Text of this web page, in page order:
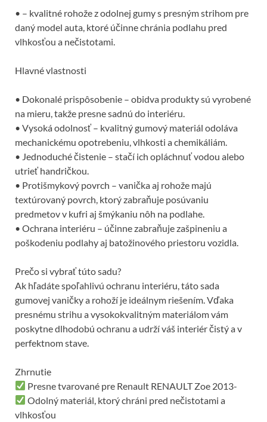
• – kvalitné rohože z odolnej gumy s presným strihom pre
daný model auta, ktoré účinne chránia podlahu pred
vlhkosťou a nečistotami.
Hlavné vlastnosti
• Dokonalé prispôsobenie – obidva produkty sú vyrobené
na mieru, takže presne sadnú do interiéru.
• Vysoká odolnosť – kvalitný gumový materiál odoláva
mechanickému opotrebeniu, vlhkosti a chemikáliám.
• Jednoduché čistenie – stačí ich opláchnuť vodou alebo
utrieť handričkou.
• Protišmykový povrch – vanička aj rohože majú
textúrovaný povrch, ktorý zabraňuje posúvaniu
predmetov v kufri aj šmýkaniu nôh na podlahe.
• Ochrana interiéru – účinne zabraňuje zašpineniu a
poškodeniu podlahy aj batožinového priestoru vozidla.
Prečo si vybrať túto sadu?
Ak hľadáte spoľahlivú ochranu interiéru, táto sada
gumovej vaničky a rohoží je ideálnym riešením. Vďaka
presnému strihu a vysokokvalitným materiálom vám
poskytne dlhodobú ochranu a udrží váš interiér čistý a v
perfektnom stave.
Zhrnutie
Presne tvarované pre Renault RENAULT Zoe 2013-
Odolný materiál, ktorý chráni pred nečistotami a
vlhkosťou